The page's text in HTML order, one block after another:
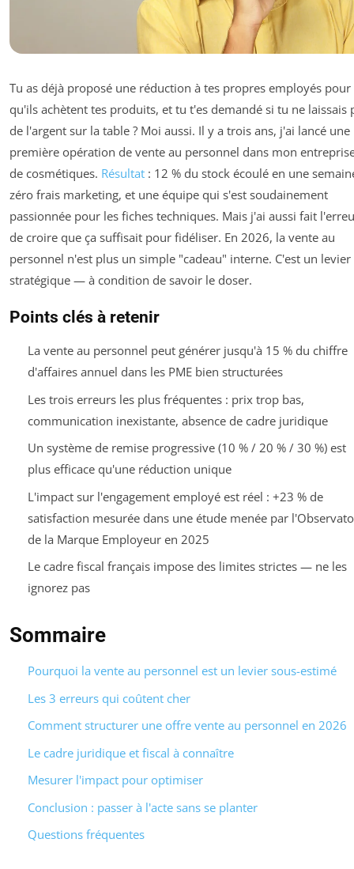
Tu as déjà proposé une réduction à tes propres employés pour
qu'ils achètent tes produits, et tu t'es demandé si tu ne laissais
de l'argent sur la table ? Moi aussi. Il y a trois ans, j'ai lancé une
première opération de vente au personnel dans mon
de cosmétiques. Résultat : 12 % du stock écoulé en une
zéro frais marketing, et une équipe qui s'est soudainement
passionnée pour les fiches techniques. Mais j'ai aussi fait
de croire que ça suffisait pour fidéliser. En 2026, la vente au
personnel n'est plus un simple "cadeau" interne. C'est un levier
stratégique — à condition de savoir le doser.
Points clés à retenir
La vente au personnel peut générer jusqu'à 15 % du chiffre
d'affaires annuel dans les PME bien structurées
Les trois erreurs les plus fréquentes : prix trop bas,
communication inexistante, absence de cadre juridique
Un système de remise progressive (10 % / 20 % / 30 %) est
plus efficace qu'une réduction unique
L'impact sur l'engagement employé est réel : +23 % de
satisfaction mesurée dans une étude menée par
de la Marque Employeur en 2025
Le cadre fiscal français impose des limites strictes — ne les
ignorez pas
Sommaire
Pourquoi la vente au personnel est un levier sous-estimé
Les 3 erreurs qui coûtent cher
Comment structurer une offre vente au personnel en 2026
Le cadre juridique et fiscal à connaître
Mesurer l'impact pour optimiser
Conclusion : passer à l'acte sans se planter
Questions fréquentes